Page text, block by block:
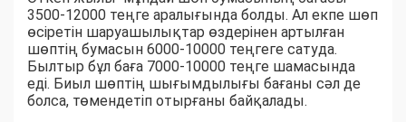
3500-12000 теңге аралығында болды. Ал екпе шөп
өсіретін шаруашылықтар өздерінен артылған
шөптің бумасын 6000-10000 теңгеге сатуда.
Былтыр бұл баға 7000-10000 теңге шамасында
еді. Биыл шөптің шығымдылығы бағаны сәл де
болса, төмендетіп отырғаны байқалады.